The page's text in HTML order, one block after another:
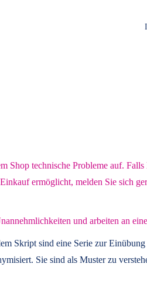
Shop technische Probleme auf.
ermöglicht, melden Sie sich
und arbeiten an
Skript sind eine Serie zur
Sie sind als Muster zu